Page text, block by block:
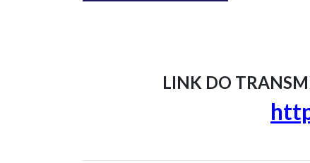
LINK DO